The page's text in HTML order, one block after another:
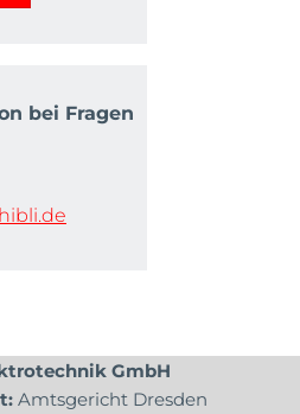
bei Fragen
GmbH
Amtsgericht Dresden